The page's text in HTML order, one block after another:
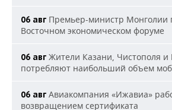
06 авг Премьер-министр Монголии
Восточном экономическом форуме
06 авг Жители Казани, Чистополя и
потребляют наибольший объем
06 авг Авиакомпания «Ижавиа»
возвращением сертификата